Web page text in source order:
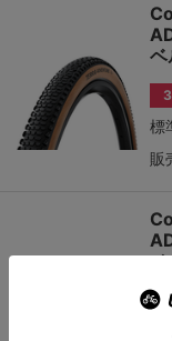
標
販
ベ